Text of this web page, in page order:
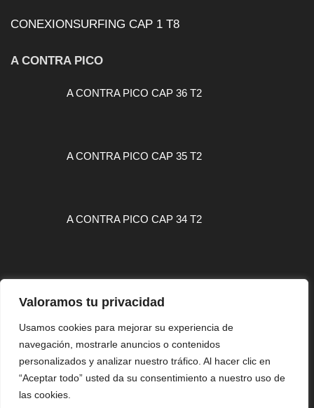
Valoramos tu privacidad
Usamos cookies para mejorar su experiencia de
navegación, mostrarle anuncios o contenidos
personalizados y analizar nuestro tráfico. Al hacer clic en
“Aceptar todo” usted da su consentimiento a nuestro uso de
las cookies.
CONEXIONSURFING CAP 1 T8
A CONTRA PICO
A CONTRA PICO CAP 36 T2
A CONTRA PICO CAP 35 T2
A CONTRA PICO CAP 34 T2
CONTACTO
AVISO LEGAL